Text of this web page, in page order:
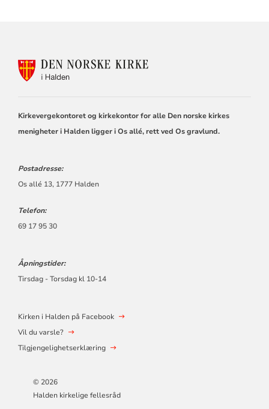
I
HALDEN
Kirkevergekontoret og kirkekontor for alle Den norske kirkes
menigheter i Halden ligger i Os allé, rett ved Os gravlund.
Postadresse:
Os allé 13, 1777 Halden
Telefon:
69 17 95 30
Åpningstider:
Tirsdag - Torsdag kl 10-14
Kirken i Halden på Facebook
Vil du varsle?
Tilgjengelighetserklæring
© 2026
Halden kirkelige fellesråd